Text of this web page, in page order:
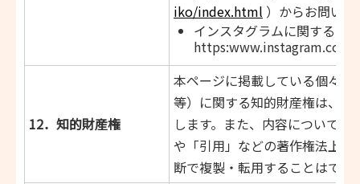
iko/index.html ）からお問い
インスタグラムに関すること
12．知的財産権
本ページに掲載している個々の
等）に関する知的財産権は、
します。また、内容について
や「引用」などの著作権法上認
断で複製・転用することはでき